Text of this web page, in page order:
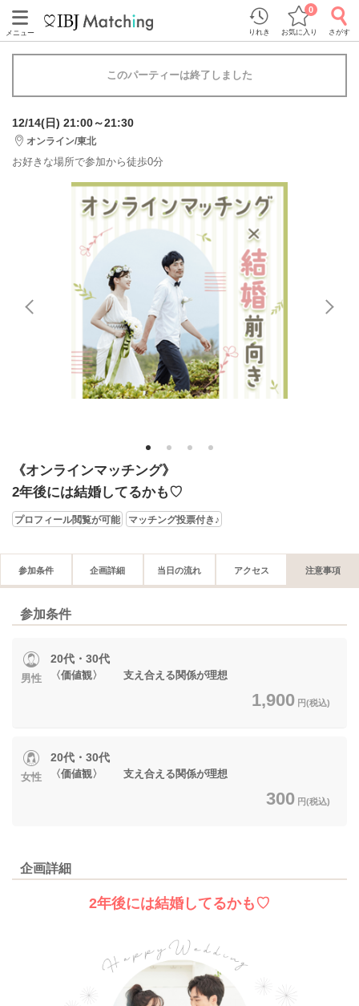
メニュー りれき お気に入り
0
さがす
このパーティーは終了しました
12/14(日) 21:00～21:30
オンライン/東北
お好きな場所で参加から徒歩0分
1 2 3 4
《オンラインマッチング》
2年後には結婚してるかも♡
プロフィール閲覧が可能 マッチング投票付き♪
参加条件 企画詳細 当日の流れ アクセス 注意事項
参加条件
男性
20代・30代
〈価値観〉 支え合える関係が理想
1,900 円(税込)
女性
20代・30代
〈価値観〉 支え合える関係が理想
300 円(税込)
企画詳細
2年後には結婚してるかも♡